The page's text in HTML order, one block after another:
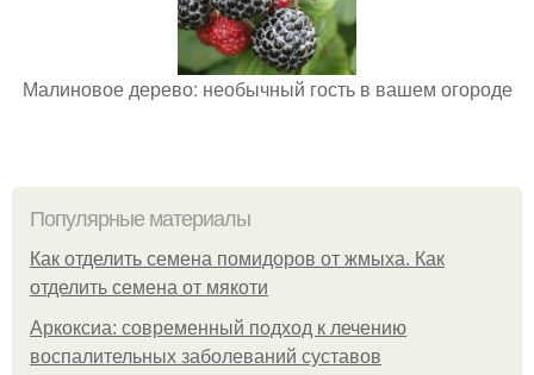
Малиновое дерево: необычный гость в вашем огороде
Популярные материалы
Как отделить семена помидоров от жмыха. Как
отделить семена от мякоти
Аркоксиа: современный подход к лечению
воспалительных заболеваний суставов